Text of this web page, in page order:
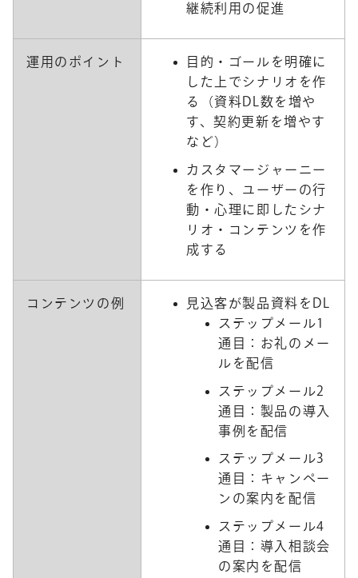
継続利用の促進
運用のポイント
目的・ゴールを明確に
した上でシナリオを作
る（資料DL数を増や
す、契約更新を増やす
など）
カスタマージャーニー
を作り、ユーザーの行
動・心理に即したシナ
リオ・コンテンツを作
成する
コンテンツの例
見込客が製品資料をDL
ステップメール1
通目：お礼のメー
ルを配信
ステップメール2
通目：製品の導入
事例を配信
ステップメール3
通目：キャンペー
ンの案内を配信
ステップメール4
通目：導入相談会
の案内を配信